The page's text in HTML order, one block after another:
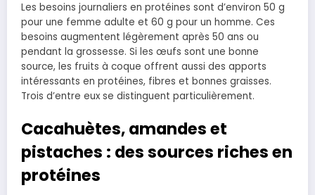
Les besoins journaliers en protéines sont d’environ 50 g
pour une femme adulte et 60 g pour un homme. Ces
besoins augmentent légèrement après 50 ans ou
pendant la grossesse. Si les œufs sont une bonne
source, les fruits à coque offrent aussi des apports
intéressants en protéines, fibres et bonnes graisses.
Trois d’entre eux se distinguent particulièrement.
Cacahuètes, amandes et
pistaches : des sources riches en
protéines